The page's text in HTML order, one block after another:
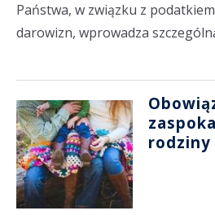
Państwa, w związku z
darowizn, wprowadza
rodziny